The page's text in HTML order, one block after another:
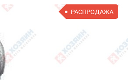
РАСПРОДАЖА